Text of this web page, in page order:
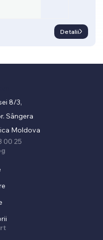
Detalii
8/3,
Sângera
Moldova
00 25